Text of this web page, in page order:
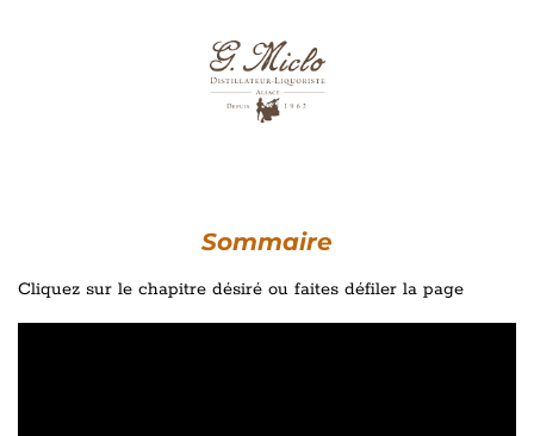
Sommaire
Cliquez sur le chapitre désiré ou faites défiler la page